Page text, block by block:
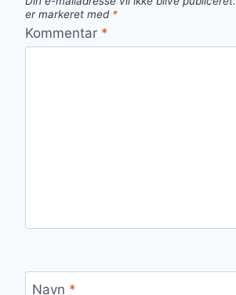
er markeret med *
Kommentar *
Navn *